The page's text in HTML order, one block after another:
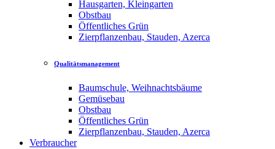
Hausgarten, Kleingarten
Obstbau
Öffentliches Grün
Zierpflanzenbau, Stauden, Azerca
Qualitätsmanagement
Baumschule, Weihnachtsbäume
Gemüsebau
Obstbau
Öffentliches Grün
Zierpflanzenbau, Stauden, Azerca
Verbraucher